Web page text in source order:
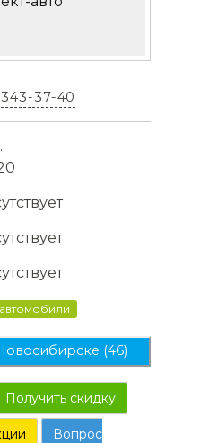
37-40
(46)
Получить скидку
Вопрос